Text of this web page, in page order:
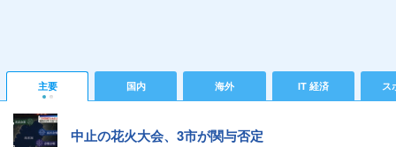
主要 国内 海外 IT 経済 ス
中止の花火大会、3市が関与否定